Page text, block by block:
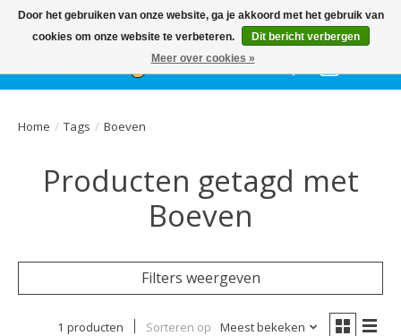
HetGEHELE jaar, grote collectie feestkleding & accessoires |
Ballonnen | Schmink | Bedrukking | Altijd gratis parkeren
Verlanglijst
Home / Tags / Boeven
Producten getagd met
Boeven
Filters weergeven
1 producten Sorteren op Meest bekeken
Door het gebruiken van onze website, ga je akkoord met het gebruik van
cookies om onze website te verbeteren.
Dit bericht verbergen
Meer over cookies »